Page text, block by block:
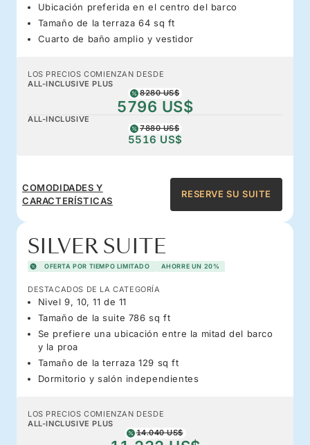
Ubicación preferida en el centro del barco
Tamaño de la terraza 64 sq ft
Cuarto de baño amplio y vestidor
LOS PRECIOS COMIENZAN DESDE
ALL-INCLUSIVE PLUS
8280 US$
5796 US$
ALL-INCLUSIVE
7880 US$
5516 US$
COMODIDADES Y
CARACTERÍSTICAS
RESERVE SU SUITE
SILVER SUITE
OFERTA POR TIEMPO LIMITADO AHORRE UN 20%
DESTACADOS DE LA CATEGORÍA
Nivel 9, 10, 11 de 11
Tamaño de la suite 786 sq ft
Se prefiere una ubicación entre la mitad del barco
y la proa
Tamaño de la terraza 129 sq ft
Dormitorio y salón independientes
LOS PRECIOS COMIENZAN DESDE
ALL-INCLUSIVE PLUS
14.040 US$